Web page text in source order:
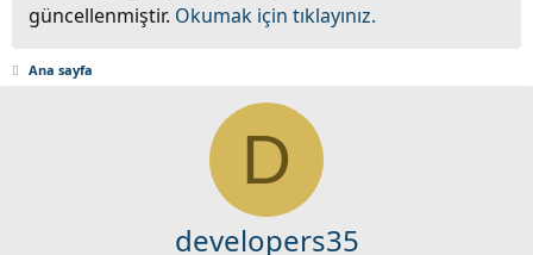
güncellenmiştir. Okumak için tıklayınız.
Ana sayfa
D
developers35